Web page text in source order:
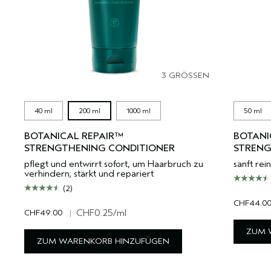
3 GRÖSSEN
40 ml 200 ml 1000 ml
BOTANICAL REPAIR™
STRENGTHENING CONDITIONER
pflegt und entwirrt sofort, um Haarbruch zu
verhindern; stärkt und repariert
(2)
CHF49.00 | CHF0.25/ml
ZUM WARENKORB HINZUFÜGEN
50 ml
sanft
CHF44.00
ZUM